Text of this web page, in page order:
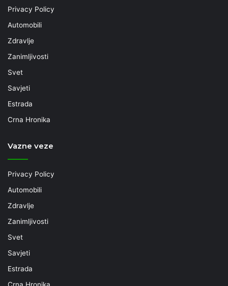
Privacy Policy
Automobili
Zdravlje
Zanimljivosti
Svet
Savjeti
Estrada
Crna Hronika
Vazne veze
Privacy Policy
Automobili
Zdravlje
Zanimljivosti
Svet
Savjeti
Estrada
Crna Hronika